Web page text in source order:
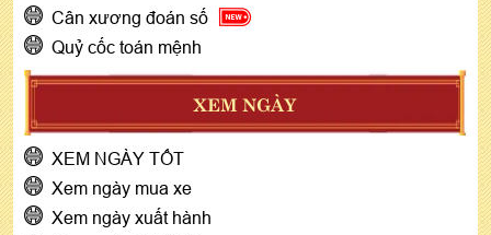
Cân xương đoán số
Quỷ cốc toán mệnh
XEM NGÀY
XEM NGÀY TỐT
Xem ngày mua xe
Xem ngày xuất hành